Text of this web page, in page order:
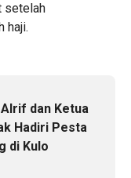
setelah
haji.
dan Ketua
Hadiri Pesta
di Kulo